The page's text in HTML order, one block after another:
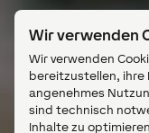
Wir verwenden
Wir verwenden
bereitzustellen, ihre
angenehmes
sind technisch
Inhalte zu